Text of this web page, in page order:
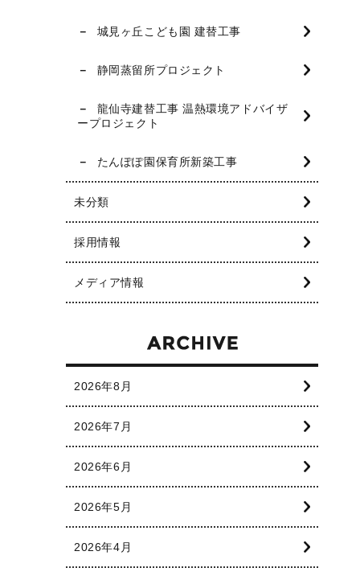
城見ヶ丘こども園 建替工事
静岡蒸留所プロジェクト
龍仙寺建替工事 温熱環境アドバイザ
ープロジェクト
たんぽぽ園保育所新築工事
未分類
採用情報
メディア情報
2026年8月
2026年7月
2026年6月
2026年5月
2026年4月